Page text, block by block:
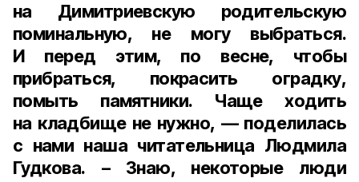
на Димитриевскую родительскую
поминальную, не могу выбраться.
И перед этим, по весне, чтобы
прибраться, покрасить оградку,
помыть памятники. Чаще ходить
на кладбище не нужно, — поделилась
с нами наша читательница Людмила
Гудкова. – Знаю, некоторые люди